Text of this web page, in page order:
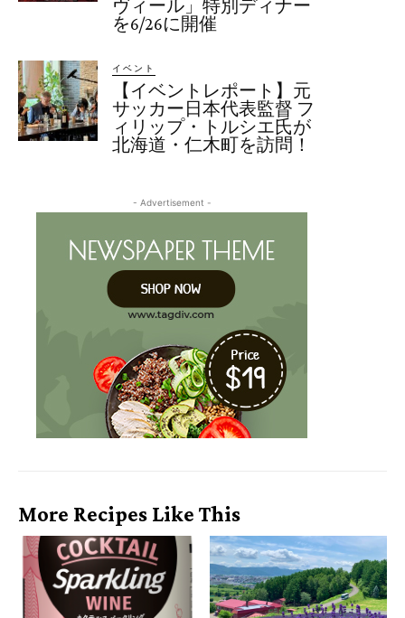
ヴィール」特別ディナー
を6/26に開催
イベント
【イベントレポート】元
サッカー日本代表監督 フ
ィリップ・トルシエ氏が
北海道・仁木町を訪問！
- Advertisement -
More Recipes Like This